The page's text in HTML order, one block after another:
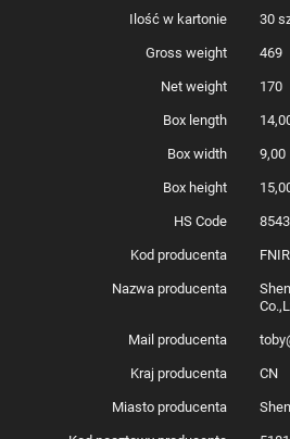
Ilość w kartonie 30
Gross weight 469
Net weight 170
Box length
Box width 9,00
Box height
HS Code
Kod producenta
Nazwa producenta
Mail producenta
Kraj producenta CN
Miasto producenta